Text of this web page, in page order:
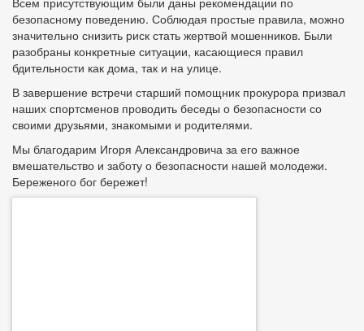
безопасному поведению. Соблюдая простые правила, можно
значительно снизить риск стать жертвой мошенников. Были
разобраны конкретные ситуации, касающиеся правил
бдительности как дома, так и на улице.
В завершение встречи старший помощник прокурора призвал
наших спортсменов проводить беседы о безопасности со
своими друзьями, знакомыми и родителями.
Мы благодарим Игоря Александровича за его важное
вмешательство и заботу о безопасности нашей молодежи.
Береженого бог бережет!